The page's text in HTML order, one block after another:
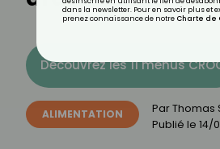
Découvrez les 11 menus
ALIMENTATION ParThomas
Publié le 14/
dans la newsletter. Pour en savoir plus et
prenez connaissance de notre Charte de